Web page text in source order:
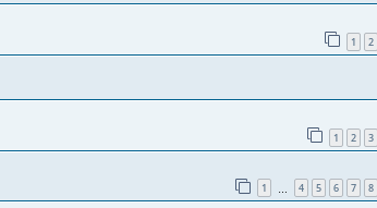
1 2
1 2 3
1 4 5 6 7 8